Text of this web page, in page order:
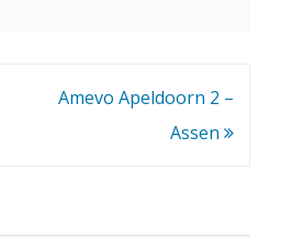
Amevo Apeldoorn 2 –
Assen